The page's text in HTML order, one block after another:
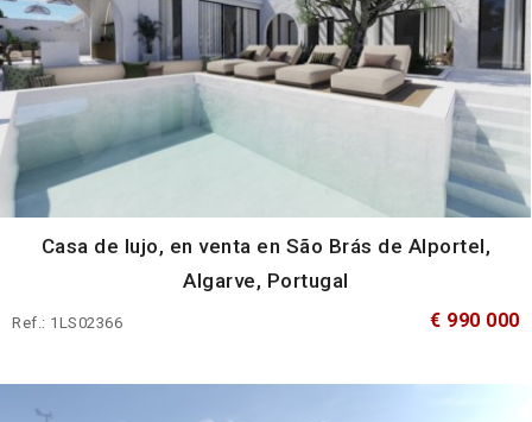
Casa de lujo, en venta en São Brás de Alportel,
Algarve, Portugal
Ref.: 1LS02366 € 990 000